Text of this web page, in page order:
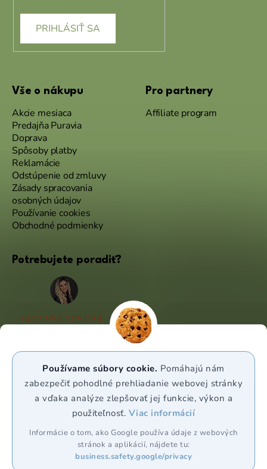
Používame súbory cookie. Pomáhajú nám
zabezpečiť pohodlné prehliadanie webovej stránky
a vďaka analýze zlepšovať jej funkcie, výkon a
použiteľnosť. Viac informácií
Informácie o tom, ako Google používa údaje z webových
stránok a aplikácií, nájdete tu:
business.safety.google/privacy
PRIHLÁSIŤ SA
Vše o nákupu
Akcie mesiaca
Predajňa Puravia
Doprava
Spôsoby platby
Reklamácie
Odstúpenie od zmluvy
Zásady spracovania
osobných údajov
Používanie cookies
Obchodné podmienky
Pro partnery
Affiliate program
Potrebujete poradiť?
+421 950 105 034
WhatsApp
Sledujte nás